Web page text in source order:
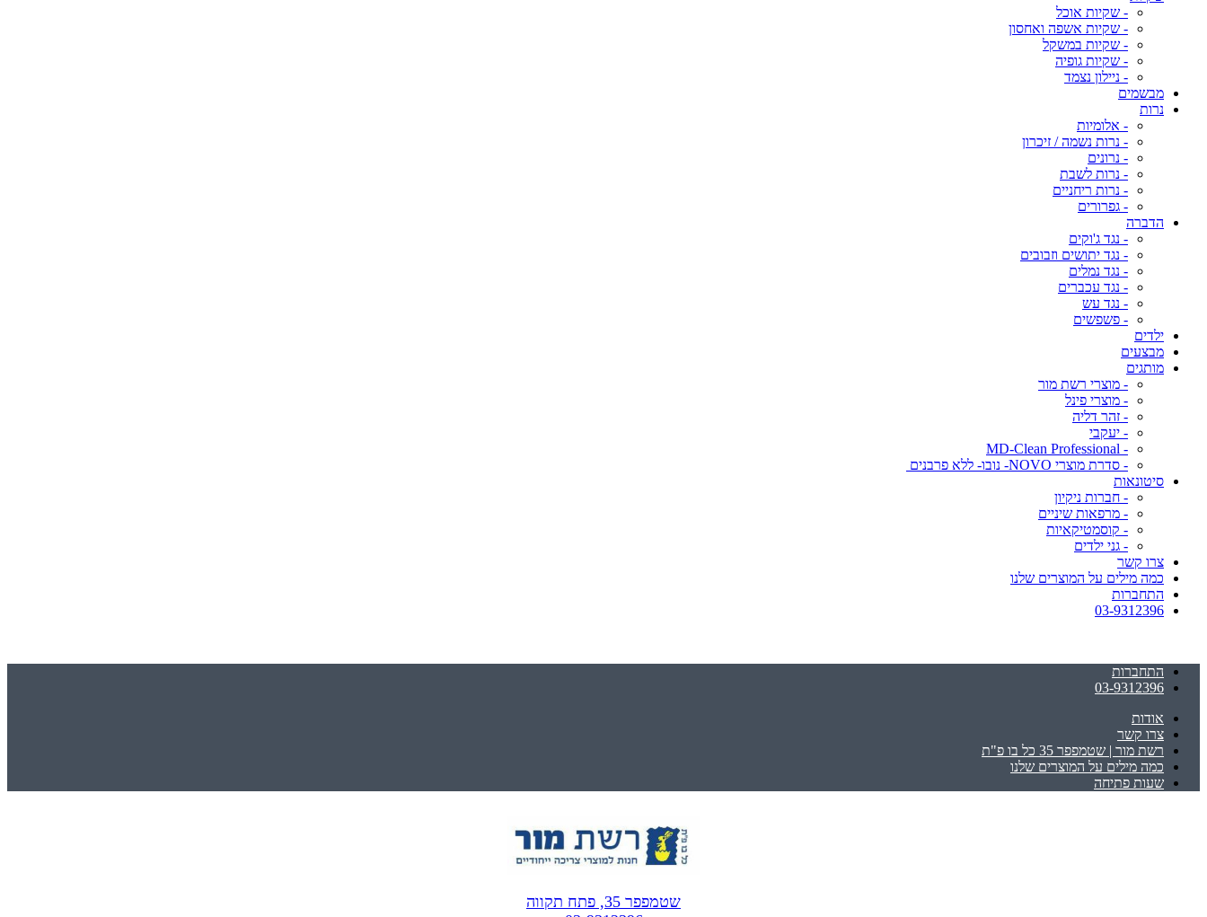
- שקיות אוכל
- שקיות אשפה ואחסון
- שקיות במשקל
- שקיות גופיה
- ניילון נצמד
מבשמים
נרות
- אלומיות
- נרות נשמה / זיכרון
- נרונים
- נרות לשבת
- נרות ריחניים
- גפרורים
הדברה
- נגד ג'וקים
- נגד יתושים וזבובים
- נגד נמלים
- נגד עכברים
- נגד עש
- פשפשים
ילדים
מבצעים
מותגים
- מוצרי רשת מור
- מוצרי פינל
- זהר דליה
- יעקבי
- MD-Clean Professional
- סדרת מוצרי NOVO- נובו- ללא פרבנים
סיטונאות
- חברות ניקיון
- מרפאות שיניים
- קוסמטיקאיות
- גני ילדים
צרו קשר
כמה מילים על המוצרים שלנו
התחברות
03-9312396
התחברות
03-9312396
אודות
צרו קשר
רשת מור | שטמפפר 35 כל בו פ"ת
כמה מילים על המוצרים שלנו
שעות פתיחה
שטמפפר 35, פתח תקווה